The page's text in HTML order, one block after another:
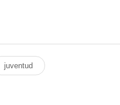
juventud